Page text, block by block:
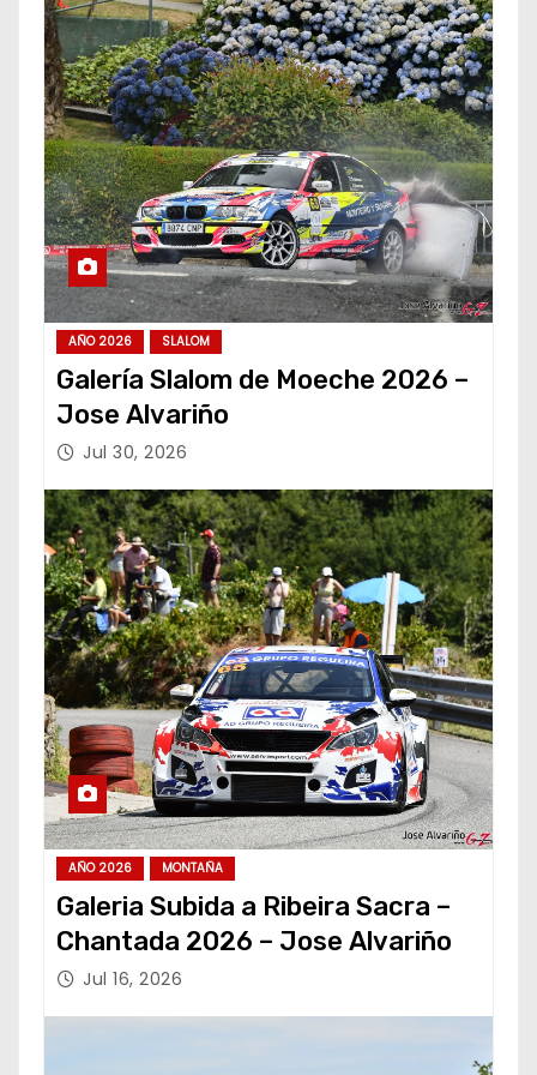
AÑO 2026 SLALOM
Galería Slalom de Moeche 2026 –
Jose Alvariño
Jul 30, 2026
AÑO 2026 MONTAÑA
Galeria Subida a Ribeira Sacra –
Chantada 2026 – Jose Alvariño
Jul 16, 2026